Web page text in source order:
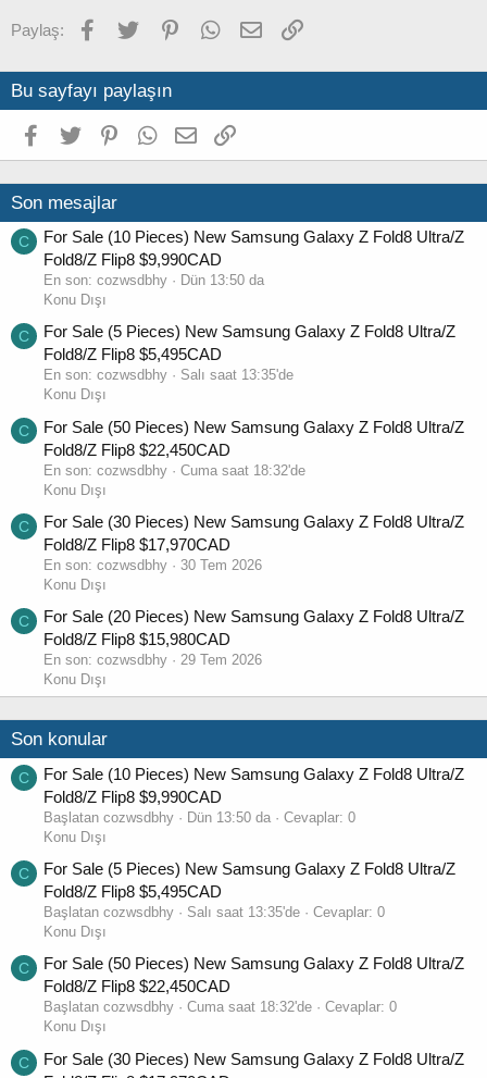
Paylaş: Facebook
Twitter PinterestWhatsApp
E-posta
Bu sayfayı paylaşın
Facebook
Twitter PinterestWhatsApp
E-posta
Son mesajlar
C
For Sale (10 Pieces) New Samsung Galaxy Z Fold8 Ultra/Z
Fold8/Z Flip8 $9,990CAD
En son: cozwsdbhy
Dün 13:50 da
Konu Dışı
C
For Sale (5 Pieces) New Samsung Galaxy Z Fold8 Ultra/Z
Fold8/Z Flip8 $5,495CAD
En son: cozwsdbhy
Salı saat 13:35'de
Konu Dışı
C
For Sale (50 Pieces) New Samsung Galaxy Z Fold8 Ultra/Z
Fold8/Z Flip8 $22,450CAD
En son: cozwsdbhy
Cuma saat 18:32'de
Konu Dışı
C
For Sale (30 Pieces) New Samsung Galaxy Z Fold8 Ultra/Z
Fold8/Z Flip8 $17,970CAD
En son: cozwsdbhy
30 Tem 2026
Konu Dışı
C
For Sale (20 Pieces) New Samsung Galaxy Z Fold8 Ultra/Z
Fold8/Z Flip8 $15,980CAD
En son: cozwsdbhy
29 Tem 2026
Konu Dışı
Son konular
C
For Sale (10 Pieces) New Samsung Galaxy Z Fold8 Ultra/Z
Fold8/Z Flip8 $9,990CAD
Başlatan cozwsdbhy Dün 13:50 da
Cevaplar: 0
Konu Dışı
C
For Sale (5 Pieces) New Samsung Galaxy Z Fold8 Ultra/Z
Fold8/Z Flip8 $5,495CAD
Başlatan cozwsdbhy Salı saat 13:35'de
Cevaplar: 0
Konu Dışı
C
For Sale (50 Pieces) New Samsung Galaxy Z Fold8 Ultra/Z
Fold8/Z Flip8 $22,450CAD
Başlatan cozwsdbhy Cuma saat 18:32'de
Cevaplar: 0
Konu Dışı
C
For Sale (30 Pieces) New Samsung Galaxy Z Fold8 Ultra/Z